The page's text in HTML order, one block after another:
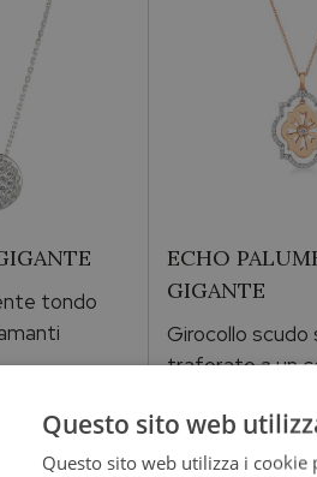
tondo
ECHO
GIGANTE
Girocollo scudo
traforato a un
Questo sito web
Questo sito web utilizza i